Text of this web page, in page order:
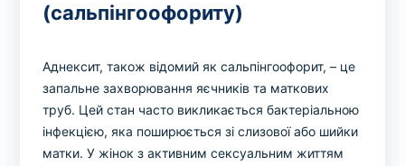
(сальпінгоофориту)
Аднексит, також відомий як сальпінгоофорит, – це
запальне захворювання яєчників та маткових
труб. Цей стан часто викликається бактеріальною
інфекцією, яка поширюється зі слизової або шийки
матки. У жінок з активним сексуальним життям